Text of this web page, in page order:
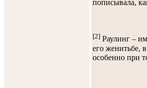
пописывала,
[2] Раулинг –
его женитьбе,
особенно при